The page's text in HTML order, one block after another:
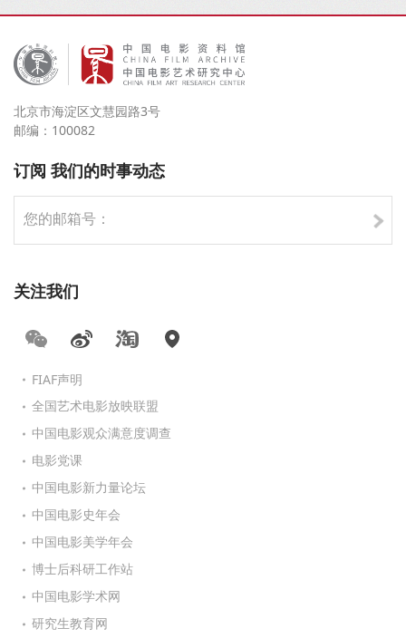
北京市海淀区文慧园路3号
邮编：100082
订阅 我们的时事动态
关注我们
FIAF声明
全国艺术电影放映联盟
中国电影观众满意度调查
电影党课
中国电影新力量论坛
中国电影史年会
中国电影美学年会
博士后科研工作站
中国电影学术网
研究生教育网